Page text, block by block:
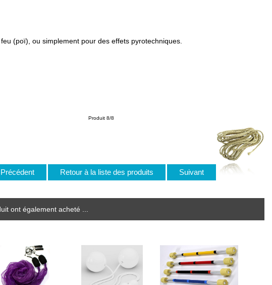
(poï), ou simplement pour des effets pyrotechniques.
Produit 8/8
Précédent Retour à la liste des produits Suivant
ont également acheté ...